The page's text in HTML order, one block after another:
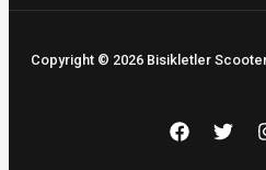
Copyright © 2026 Bisikletler